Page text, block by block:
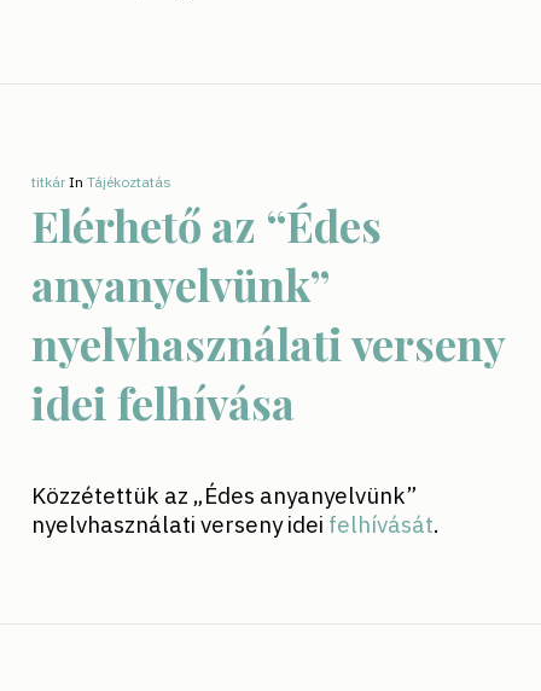
titkár In Tájékoztatás
Elérhető az “Édes
anyanyelvünk”
nyelvhasználati verseny
idei felhívása
Közzétettük az „Édes anyanyelvünk”
nyelvhasználati verseny idei felhívását.